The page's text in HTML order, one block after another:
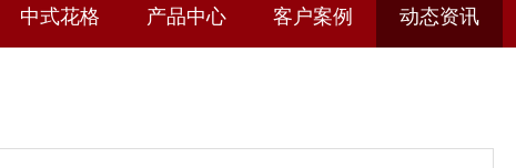
中式花格 产品中心 客户案例 动态资讯